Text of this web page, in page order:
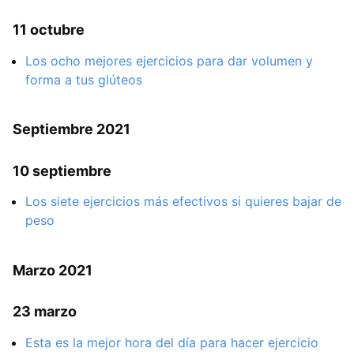
11 octubre
Los ocho mejores ejercicios para dar volumen y
forma a tus glúteos
Septiembre 2021
10 septiembre
Los siete ejercicios más efectivos si quieres bajar de
peso
Marzo 2021
23 marzo
Esta es la mejor hora del día para hacer ejercicio